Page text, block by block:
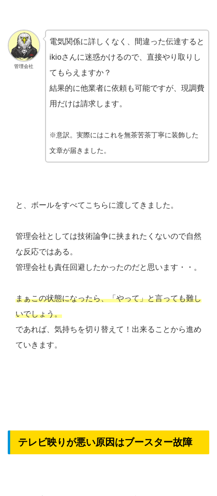
管理会社
電気関係に詳しくなく、間違った伝達すると
ikioさんに迷惑かけるので、直接やり取りし
てもらえますか？
結果的に他業者に依頼も可能ですが、現調費
用だけは請求します。
※意訳。実際にはこれを無茶苦茶丁寧に装飾した
文章が届きました。
と、ボールをすべてこちらに渡してきました。
管理会社としては技術論争に挟まれたくないので自然
な反応ではある。
管理会社も責任回避したかったのだと思います・・。
まぁこの状態になったら、「やって」と言っても難し
いでしょう。
であれば、気持ちを切り替えて！出来ることから進め
ていきます。
テレビ映りが悪い原因はブースター故障